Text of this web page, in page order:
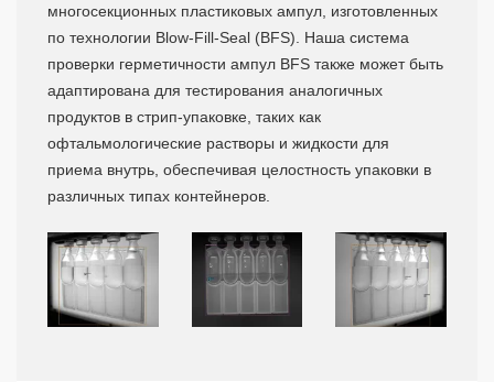
многосекционных пластиковых ампул, изготовленных
по технологии Blow-Fill-Seal (BFS). Наша система
проверки герметичности ампул BFS также может быть
адаптирована для тестирования аналогичных
продуктов в стрип-упаковке, таких как
офтальмологические растворы и жидкости для
приема внутрь, обеспечивая целостность упаковки в
различных типах контейнеров.